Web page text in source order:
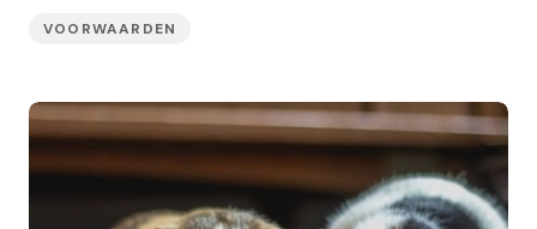
VOORWAARDEN